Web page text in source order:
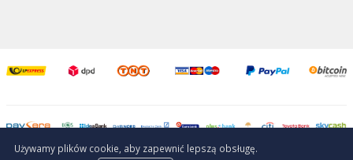
Używamy plików cookie, aby zapewnić lepszą obsługę.